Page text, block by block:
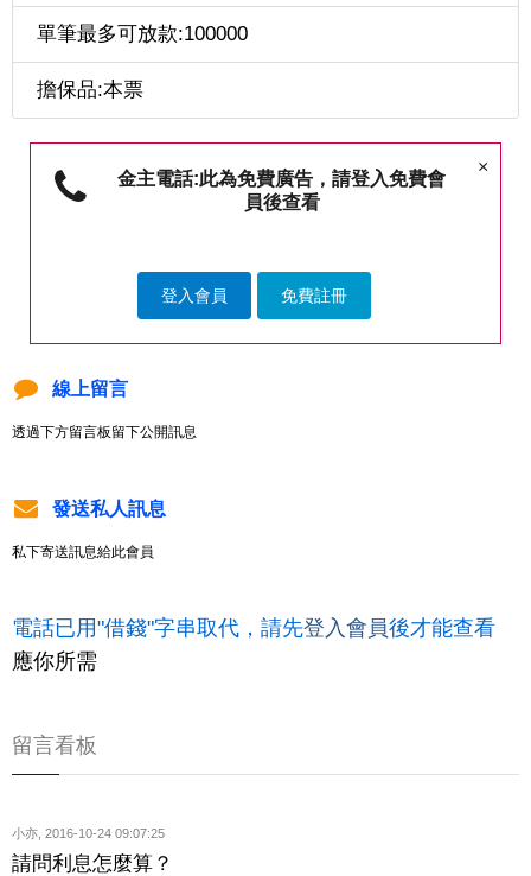
單筆最多可放款:100000
擔保品:本票
×
金主電話:此為免費廣告，請登入免費會
員後查看
登入會員 免費註冊
線上留言
透過下方留言板留下公開訊息
發送私人訊息
私下寄送訊息給此會員
電話已用"借錢"字串取代，請先登入會員後才能查看
應你所需
留言看板
小亦 2016-10-24 09:07:25
請問利息怎麼算？